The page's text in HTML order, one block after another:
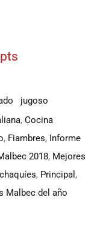
jugoso
, Cocina
, Fiambres, Informe
2018, Mejores
, Principal ,
Malbec del año